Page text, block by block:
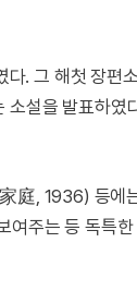
. 그 해첫 장편소
소설을 발표하였
家庭, 1936) 등에
여주는 등 독특